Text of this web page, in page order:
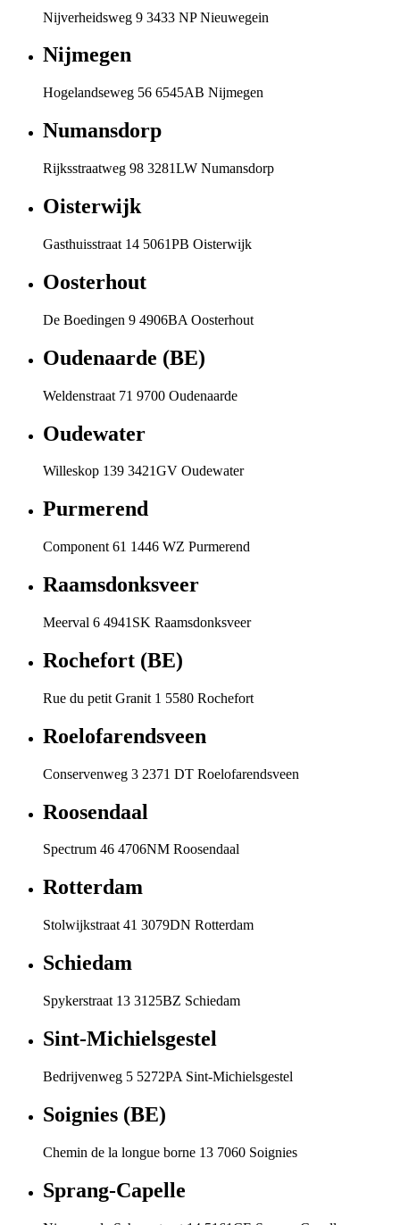
Nijverheidsweg 9 3433 NP Nieuwegein
Nijmegen
Hogelandseweg 56 6545AB Nijmegen
Numansdorp
Rijksstraatweg 98 3281LW Numansdorp
Oisterwijk
Gasthuisstraat 14 5061PB Oisterwijk
Oosterhout
De Boedingen 9 4906BA Oosterhout
Oudenaarde (BE)
Weldenstraat 71 9700 Oudenaarde
Oudewater
Willeskop 139 3421GV Oudewater
Purmerend
Component 61 1446 WZ Purmerend
Raamsdonksveer
Meerval 6 4941SK Raamsdonksveer
Rochefort (BE)
Rue du petit Granit 1 5580 Rochefort
Roelofarendsveen
Conservenweg 3 2371 DT Roelofarendsveen
Roosendaal
Spectrum 46 4706NM Roosendaal
Rotterdam
Stolwijkstraat 41 3079DN Rotterdam
Schiedam
Spykerstraat 13 3125BZ Schiedam
Sint-Michielsgestel
Bedrijvenweg 5 5272PA Sint-Michielsgestel
Soignies (BE)
Chemin de la longue borne 13 7060 Soignies
Sprang-Capelle